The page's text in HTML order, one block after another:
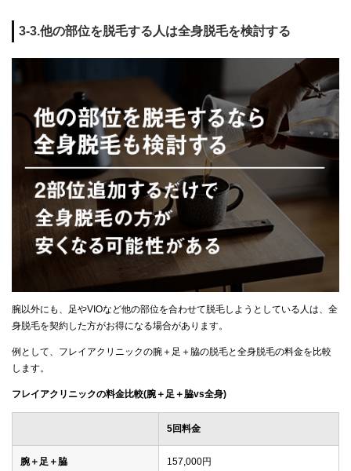
3-3.他の部位を脱毛する人は全身脱毛を検討する
腕以外にも、足やVIOなど他の部位を合わせて脱毛しようとしている人は、全
身脱毛を契約した方がお得になる場合があります。
例として、フレイアクリニックの腕＋足＋脇の脱毛と全身脱毛の料金を比較
します。
フレイアクリニックの料金比較(腕＋足＋脇vs全身)
5回料金
腕＋足＋脇 157,000円